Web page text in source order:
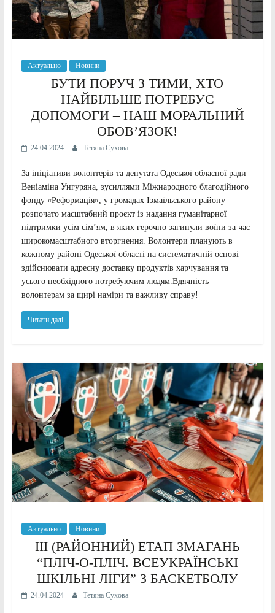
Актуально Новини
БУТИ ПОРУЧ З ТИМИ, ХТО
НАЙБІЛЬШЕ ПОТРЕБУЄ
ДОПОМОГИ – НАШ МОРАЛЬНИЙ
ОБОВ’ЯЗОК!
24.04.2024 Тетяна Сухова
За ініціативи волонтерів та депутата Одеської обласної ради
Веніаміна Унгуряна, зусиллями Міжнародного благодійного
фонду «Реформація», у громадах Ізмаїльського району
розпочато масштабний проєкт із надання гуманітарної
підтримки усім сім’ям, в яких герочно загинули воїни за час
широкомасштабного вторгнення. Волонтери планують в
кожному районі Одеської області на систематичній основі
здійснювати адресну доставку продуктів харчування та
усього необхідного потребуючим людям.Вдячність
волонтерам за щирі наміри та важливу справу!
Читати далі
Актуально Новини
ІІІ (РАЙОННИЙ) ЕТАП ЗМАГАНЬ
“ПЛІЧ-О-ПЛІЧ. ВСЕУКРАЇНСЬКІ
ШКІЛЬНІ ЛІГИ” З БАСКЕТБОЛУ
24.04.2024 Тетяна Сухова